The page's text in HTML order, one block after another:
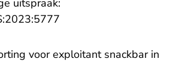
uitspraak:
voor exploitant snackbar in